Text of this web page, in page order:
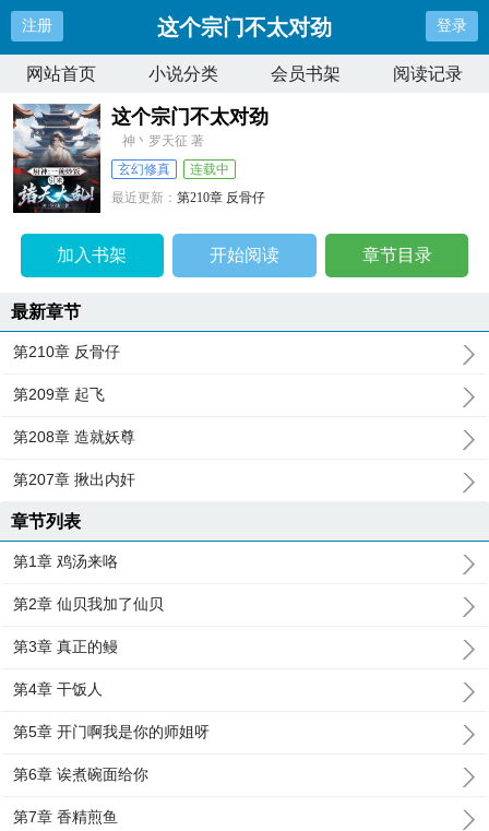
注册 这个宗门不太对劲 登录
网站首页 小说分类 会员书架 阅读记录
这个宗门不太对劲
神丶罗天征 著
玄幻修真
连载中
最近更新：第210章 反骨仔
加入书架 开始阅读 章节目录
最新章节
第210章 反骨仔
第209章 起飞
第208章 造就妖尊
第207章 揪出内奸
章节列表
第1章 鸡汤来咯
第2章 仙贝我加了仙贝
第3章 真正的鳗
第4章 干饭人
第5章 开门啊我是你的师姐呀
第6章 诶煮碗面给你
第7章 香精煎鱼